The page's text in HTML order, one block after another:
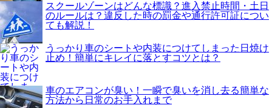
スクールゾーンはどんな標識？進入禁止時間・土日
のルールは？違反した時の罰金や通行許可証につい
ても解説！
うっかり車のシートや内装につけてしまった日焼け
止め！簡単にキレイに落とすコツとは？
車のエアコンが臭い！一瞬で臭いを消し去る簡単な
方法から日常のお手入れまで